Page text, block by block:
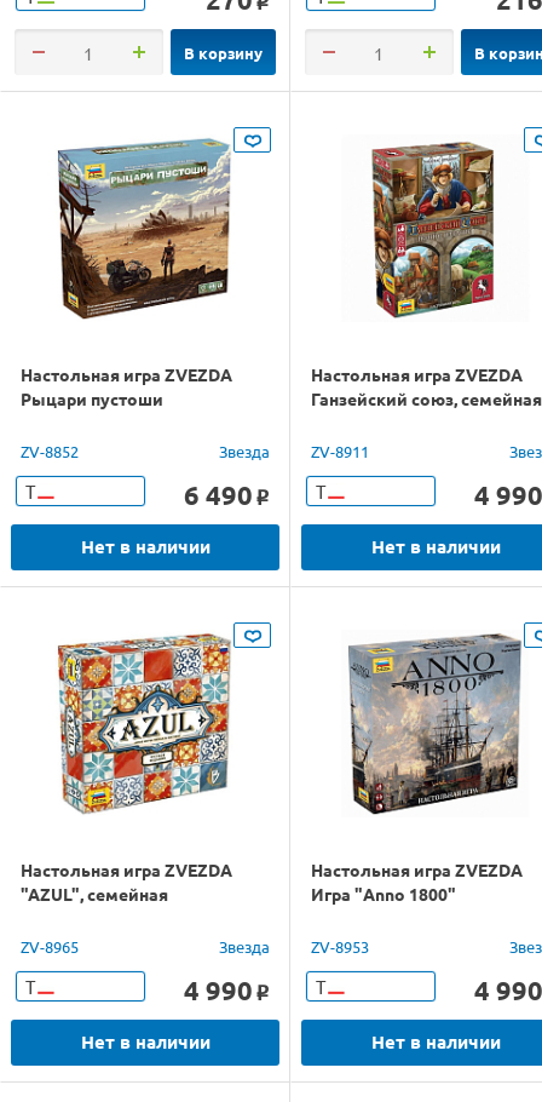
В корзину В
Настольная игра ZVEZDA
Рыцари пустоши
ZV-8852 Звезда
Т 6 490 o
Нет в наличии
Настольная игра ZVEZDA
Ганзейский союз, семейная
ZV-8911
Т 4 990
Нет в наличии
Настольная игра ZVEZDA
"AZUL", семейная
ZV-8965 Звезда
Т 4 990 o
Нет в наличии
Настольная игра ZVEZDA
Игра "Anno 1800"
ZV-8953
Т 4 990
Нет в наличии